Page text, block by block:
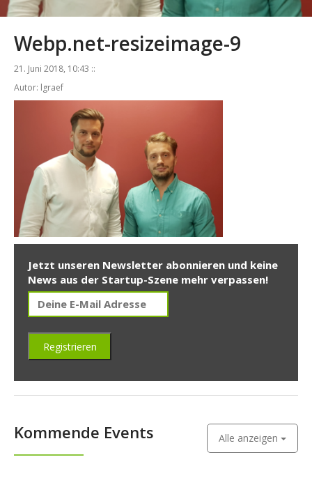
Webp.net-resizeimage-9
21. Juni 2018, 10:43 ::
Autor: lgraef
Jetzt unseren Newsletter abonnieren und keine
News aus der Startup-Szene mehr verpassen!
Kommende Events Alle anzeigen